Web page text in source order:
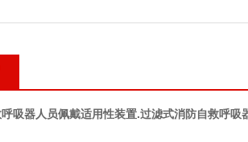
吸器人员佩戴适用性装置.过滤式消防自救呼吸